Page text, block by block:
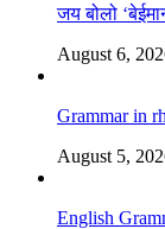
जय बोलो
August 6,
Grammar in
August 5,
English